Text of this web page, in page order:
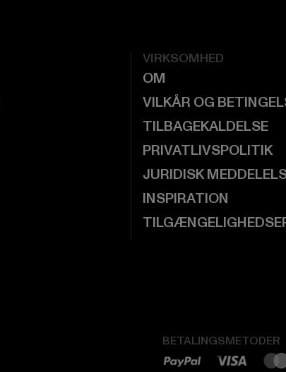
VIRKSOMHED
OM
VILKÅR OG
TILBAGEKALDELSE
PRIVATLIVSPOLITIK
JURIDISK
INSPIRATION
BETALINGSMETODER